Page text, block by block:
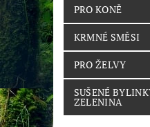
PRO KONĚ
KRMNÉ SMĚSI
PRO ŽELVY
SUŠENÉ
ZELENINA